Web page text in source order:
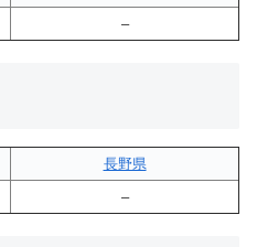
–
長野県
–